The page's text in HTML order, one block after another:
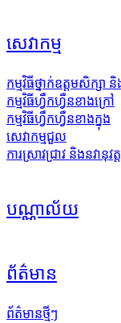
សេវាកម្ម
កម្មវិធីថ្នាក់ឧត្តមសិក្សា
កម្មវិធីហ្វឹកហ្វឺនខាងក្រៅ
កម្មវិធីហ្វឹកហ្វឺនខាងក្នុង
សេវាកម្មជួល
ការស្រាវជ្រាវ និងនវានុវត្
បណ្ណាល័យ
ព័ត៌មាន
ព័ត៌មានថ្មីៗ